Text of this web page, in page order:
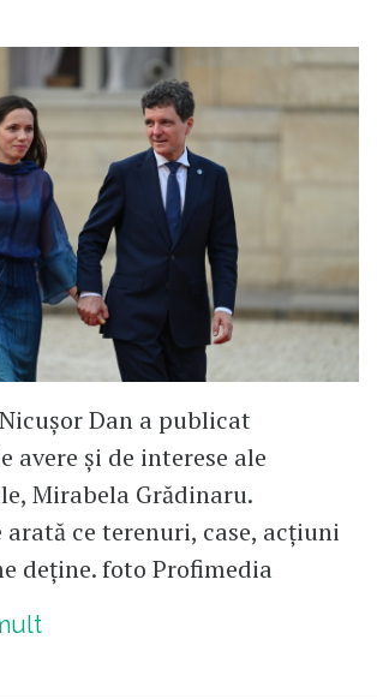
Dan a publicat
avere și de interese ale
Mirabela Grădinaru.
ce terenuri, case, acțiuni
deține. foto Profimedia